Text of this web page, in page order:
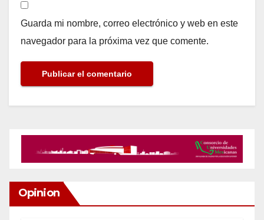
Guarda mi nombre, correo electrónico y web en este
navegador para la próxima vez que comente.
Opinion